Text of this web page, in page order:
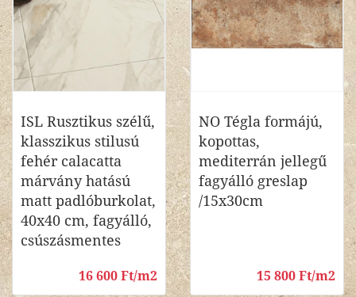
ISL Rusztikus szélű,
klasszikus stilusú
fehér calacatta
márvány hatású
matt padlóburkolat,
40x40 cm, fagyálló,
csúszásmentes
16 600 Ft/m2
NO Tégla formájú,
kopottas,
mediterrán jellegű
fagyálló greslap
/15x30cm
15 800 Ft/m2